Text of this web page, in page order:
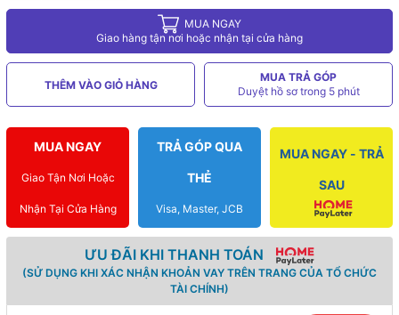
MUA NGAY
Giao hàng tận nơi hoặc nhận tại cửa hàng
THÊM VÀO GIỎ HÀNG
MUA TRẢ GÓP
Duyệt hồ sơ trong 5 phút
MUA NGAY
Giao Tận Nơi Hoặc
Nhận Tại Cửa Hàng
TRẢ GÓP QUA
THẺ
Visa, Master, JCB
MUA NGAY - TRẢ
SAU
ƯU ĐÃI KHI THANH TOÁN
(SỬ DỤNG KHI XÁC NHẬN KHOẢN VAY TRÊN TRANG CỦA TỔ CHỨC
TÀI CHÍNH)